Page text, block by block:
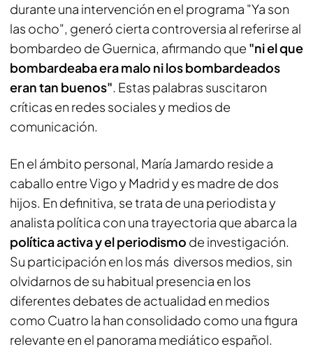
durante una intervención en el programa "Ya son
las ocho", generó cierta controversia al referirse al
bombardeo de Guernica, afirmando que "ni el que
bombardeaba era malo ni los bombardeados
eran tan buenos". Estas palabras suscitaron
críticas en redes sociales y medios de
comunicación.
En el ámbito personal, María Jamardo reside a
caballo entre Vigo y Madrid y es madre de dos
hijos. En definitiva, se trata de una periodista y
analista política con una trayectoria que abarca la
política activa y el periodismo de investigación.
Su participación en los más diversos medios, sin
olvidarnos de su habitual presencia en los
diferentes debates de actualidad en medios
como Cuatro la han consolidado como una figura
relevante en el panorama mediático español.